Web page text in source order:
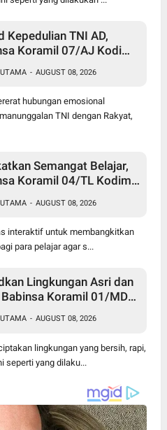
Kepedulian TNI AD,
Koramil 07/AJ Kodim
Bantuan Tali Kasih
Lansia Usia 97 Tahun
- AUGUST 08, 2026
hubungan emosional
TNI dengan Rakyat,
Semangat Belajar,
Koramil 04/TL Kodim
Kebangsaan bagi
SMA & SMK
- AUGUST 08, 2026
interaktif untuk membangkitkan
para pelajar agar s...
Lingkungan Asri dan
Babinsa Koramil 01/MD
Pakam Raya Selatan
Royong
- AUGUST 08, 2026
lingkungan yang bersih, rapi,
seperti yang dilaku...